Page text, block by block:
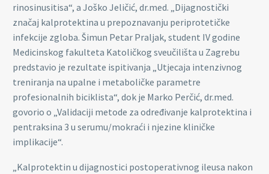
rinosinusitisa“, a Joško Jeličić, dr.med. „Dijagnostički
značaj kalprotektina u prepoznavanju periprotetičke
infekcije zgloba. Šimun Petar Praljak, student IV godine
Medicinskog fakulteta Katoličkog sveučilišta u Zagrebu
predstavio je rezultate ispitivanja „Utjecaja intenzivnog
treniranja na upalne i metaboličke parametre
profesionalnih biciklista“, dok je Marko Perčić, dr.med.
govorio o „Validaciji metode za određivanje kalprotektina i
pentraksina 3 u serumu/mokraći i njezine kliničke
implikacije“.
„Kalprotektin u dijagnostici postoperativnog ileusa nakon